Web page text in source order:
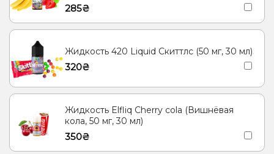
285₴
Жидкость 420 Liquid Скиттлс (50 мг, 30 мл)
320₴
Жидкость Elfliq Cherry cola (Вишнёвая
кола, 50 мг, 30 мл)
350₴